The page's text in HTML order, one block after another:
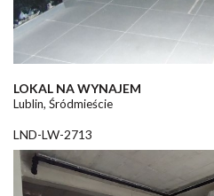
LOKAL NA WYNAJEM
Lublin, Śródmieście
LND-LW-2713